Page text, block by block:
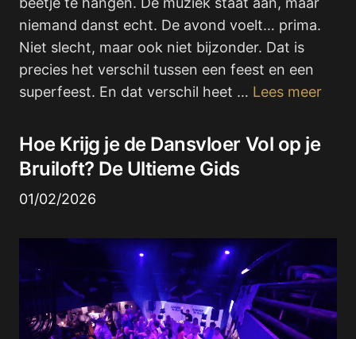
niemand danst echt. De avond voelt… prima.
Niet slecht, maar ook niet bijzonder. Dat is
precies het verschil tussen een feest en een
superfeest. En dat verschil heet … Lees meer
Hoe Krijg je de Dansvloer Vol op je
Bruiloft? De Ultieme Gids
01/02/2026